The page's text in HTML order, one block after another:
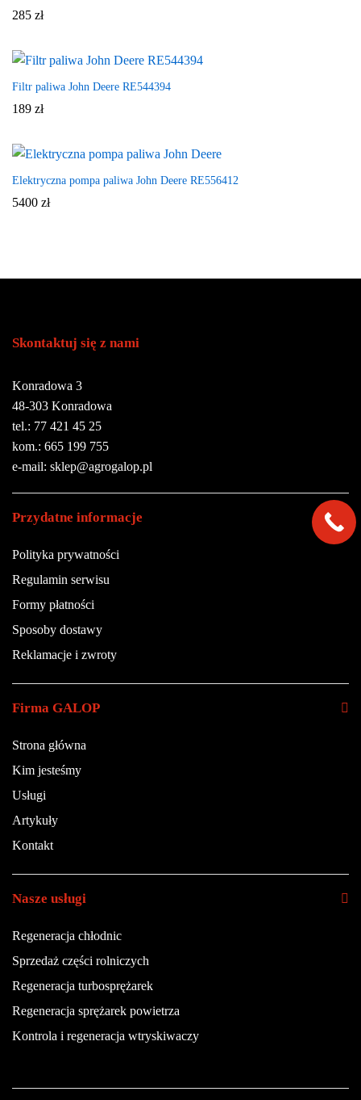
285 zł
Filtr paliwa John Deere RE544394
189 zł
Elektryczna pompa paliwa John Deere RE556412
5400 zł
Skontaktuj się z nami
Konradowa 3
48-303 Konradowa
tel.: 77 421 45 25
kom.: 665 199 755
e-mail: sklep@agrogalop.pl
Przydatne informacje
Polityka prywatności
Regulamin serwisu
Formy płatności
Sposoby dostawy
Reklamacje i zwroty
Firma GALOP
Strona główna
Kim jesteśmy
Usługi
Artykuły
Kontakt
Nasze usługi
Regeneracja chłodnic
Sprzedaż części rolniczych
Regeneracja turbosprężarek
Regeneracja sprężarek powietrza
Kontrola i regeneracja wtryskiwaczy